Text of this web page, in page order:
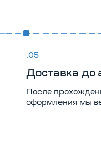
Доставка до
После
оформления мы